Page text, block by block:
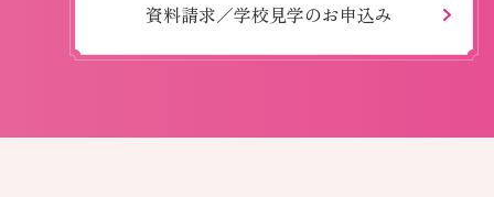
資料請求／学校見学のお申込み